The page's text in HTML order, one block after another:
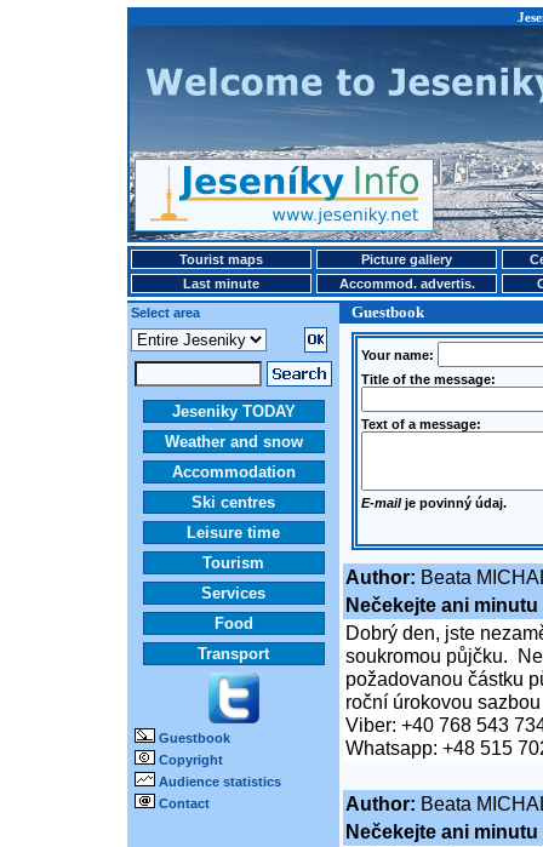
Tourist maps Picture gallery
Last minute
Accommod. advertis.
Select area
Guestbook
Jeseniky TODAY
Weather and snow
Accommodation
Ski centres
Leisure time
Tourism
Services
Food
Transport
Guestbook
Copyright
Audience statistics
Contact
Your name:
Title of the message:
Text of a message:
E-mailje povinný údaj.
Author: Beata
Nečekejte ani
Dobrý den, jste
soukromou půjčku.
požadovanou částku
roční úrokovou
Viber: +40 768 543
Whatsapp: +48 515
Author: Beata
Nečekejte ani